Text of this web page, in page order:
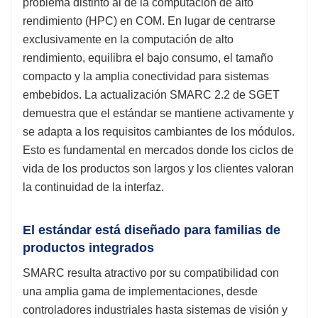
rendimiento (HPC) en COM. En lugar de centrarse
exclusivamente en la computación de alto
rendimiento, equilibra el bajo consumo, el tamaño
compacto y la amplia conectividad para sistemas
embebidos. La actualización SMARC 2.2 de SGET
demuestra que el estándar se mantiene activamente y
se adapta a los requisitos cambiantes de los módulos.
Esto es fundamental en mercados donde los ciclos de
vida de los productos son largos y los clientes valoran
la continuidad de la interfaz.
El estándar está diseñado para familias de
productos integrados
SMARC resulta atractivo por su compatibilidad con
una amplia gama de implementaciones, desde
controladores industriales hasta sistemas de visión y